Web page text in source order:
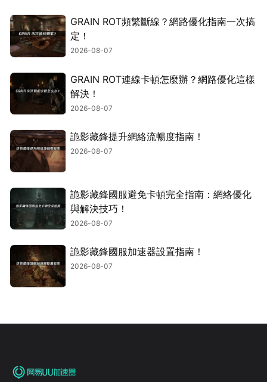
GRAIN ROT頻繁斷線？網路優化指南一次搞
定！
2026-08-07
GRAIN ROT連線卡頓怎麼辦？網路優化這樣
解決！
2026-08-07
詭影藏鋒提升網絡流暢度指南！
2026-08-07
詭影藏鋒國服避免卡頓完全指南：網絡優化
與解決技巧！
2026-08-07
詭影藏鋒國服加速器設置指南！
2026-08-07